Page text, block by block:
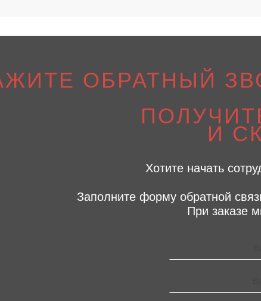
ОБРАТНЫЙ
И
Хотите начать
Заполните форму обратной
При заказе